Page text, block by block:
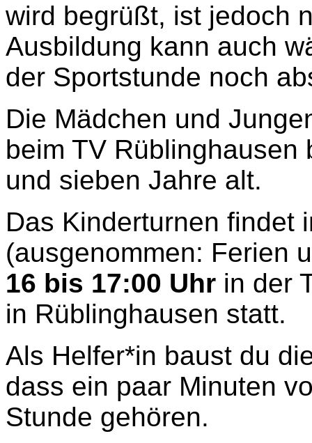
wird begrüßt, ist jedoch
Ausbildung kann auch
der Sportstunde noch
Die Mädchen und
beim TV
und sieben Jahre alt.
Das Kinderturnen findet
(ausgenommen: Ferien
16 bis 17:00 Uhr in der
in Rüblinghausen statt.
Als Helfer*in baust du
dass ein paar Minuten
Stunde gehören.